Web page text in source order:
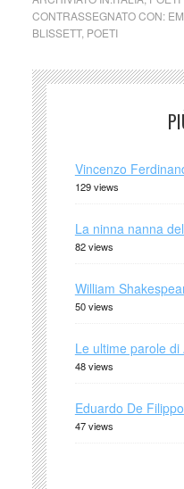
CONTRASSEGNATO CON:
BLISSETT, POETI
Vincenzo
129 views
La ninna nanna
82 views
William
50 views
Le ultime parole di
48 views
Eduardo De
47 views